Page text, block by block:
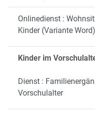
Onlinedienst :
Kinder (Variante Word)
Kinder im
Dienst :
Vorschulalter